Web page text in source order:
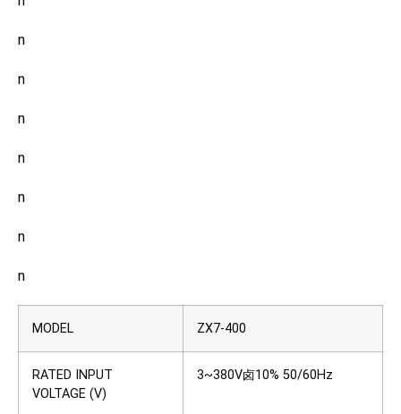
n
n
n
n
n
n
n
MODEL ZX7-400
RATED INPUT
VOLTAGE (V)
3~380V卤10% 50/60Hz